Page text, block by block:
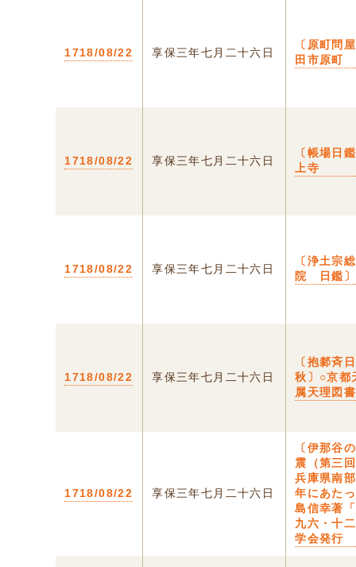
1718/08/22 享保三年七月二十六日
〔原町問
田市原町
1718/08/22 享保三年七月二十六日
〔帳場日
上寺
1718/08/22 享保三年七月二十六日
〔浄土宗
院 日鑑
1718/08/22 享保三年七月二十六日
〔抱䣛斉
秋〕○京都
属天理図
1718/08/22 享保三年七月二十六日
〔伊那谷
震（第三
兵庫県南
年にあた
島信幸著
九六・十
学会発行